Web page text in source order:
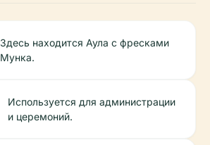
Здесь находится Аула с фресками
Мунка.
Используется для администрации
и церемоний.